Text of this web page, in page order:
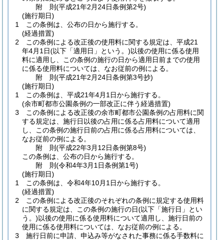
附 則(平成21年2月24日条例第2号)
(施行期日)
1
この条例は、公布の日から施行する。
(経過措置)
2
この条例による改正後の使用料に関する規定は、平成21
年4月1日(以下「適用日」という。)以後の使用に係る使用
料に適用し、この条例の施行の日から適用日前までの使用
に係る使用料については、なお従前の例による。
附 則(平成21年2月24日条例第3号抄)
(施行期日)
1
この条例は、平成21年4月1日から施行する。
(余市町都市公園条例の一部改正に伴う経過措置)
3
この条例による改正後の余市町都市公園条例の占用料に関
する規定は、施行日以後の占用に係る占用料について適用
し、この条例の施行日前の占用に係る占用料については、
なお従前の例による。
附 則(平成22年3月12日条例第8号)
この条例は、公布の日から施行する。
附 則(令和4年3月1日条例第1号)
(施行期日)
1
この条例は、令和4年10月1日から施行する。
(経過措置)
2
この条例による改正後のそれぞれの条例に規定する使用料
に関する規定は、この条例の施行の日(以下「施行日」とい
う。)以後の使用に係る使用料について適用し、施行日前の
使用に係る使用料については、なお従前の例による。
3
施行日前に申請、申込み等がなされた事務に係る手数料に